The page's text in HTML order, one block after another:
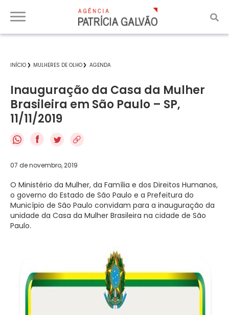
INÍCIO MULHERES DE OLHO AGENDA
Inauguração da Casa da Mulher
Brasileira em São Paulo – SP,
11/11/2019
f
07 de novembro, 2019
O Ministério da Mulher, da Família e dos Direitos Humanos,
o governo do Estado de São Paulo e a Prefeitura do
Município de São Paulo convidam para a inauguração da
unidade da Casa da Mulher Brasileira na cidade de São
Paulo.